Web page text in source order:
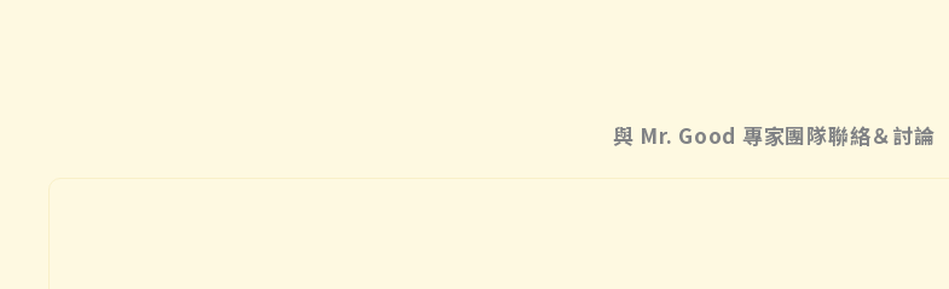
與 Mr. Good 專家團隊聯絡＆討論